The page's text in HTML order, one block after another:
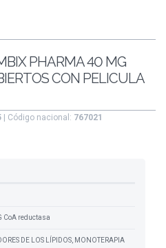
PHARMA 40 MG
CON PELICULA
| Código nacional: 767021
CoA reductasa
DE LOS LÍPIDOS, MONOTERAPIA